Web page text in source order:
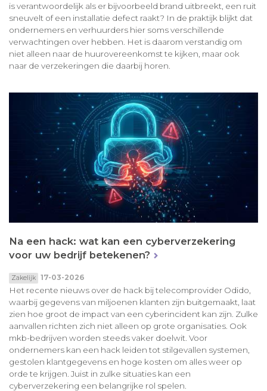
is verantwoordelijk als er bijvoorbeeld brand uitbreekt, een ruit
sneuvelt of een installatie defect raakt? In de praktijk blijkt dat
ondernemers en verhuurders hier soms verschillende
verwachtingen over hebben. Het is daarom verstandig om
niet alleen naar de huurovereenkomst te kijken, maar ook
naar de verzekeringen die daarbij horen.
Na een hack: wat kan een cyberverzekering
voor uw bedrijf betekenen?
Zakelijk 17-03-2026
Het recente nieuws over de hack bij telecomprovider Odido,
waarbij gegevens van miljoenen klanten zijn buitgemaakt, laat
zien hoe groot de impact van een cyberincident kan zijn. Zulke
aanvallen richten zich niet alleen op grote organisaties. Ook
mkb-bedrijven worden steeds vaker doelwit. Voor
ondernemers kan een hack leiden tot stilgevallen systemen,
gestolen klantgegevens en hoge kosten om alles weer op
orde te krijgen. Juist in zulke situaties kan een
cyberverzekering een belangrijke rol spelen.